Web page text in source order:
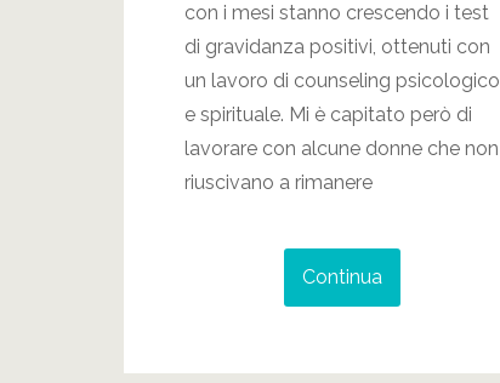
con i mesi stanno crescendo i test
di gravidanza positivi, ottenuti con
un lavoro di counseling psicologico
e spirituale. Mi è capitato però di
lavorare con alcune donne che non
riuscivano a rimanere
Continua